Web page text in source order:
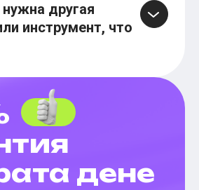
другая
инструмент, что
дене